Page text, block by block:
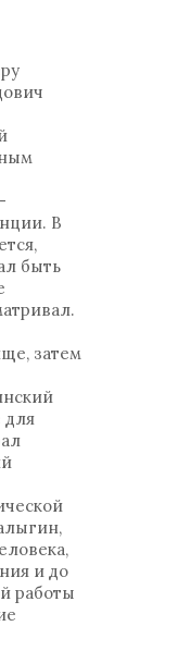
В
быть
затем
для
и до
работы